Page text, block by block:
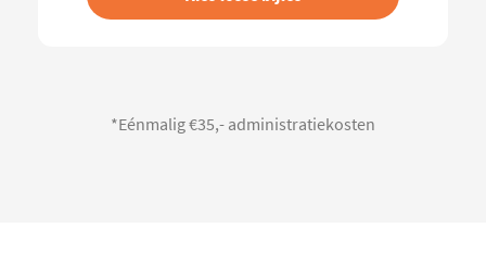
*Eénmalig €35,- administratiekosten